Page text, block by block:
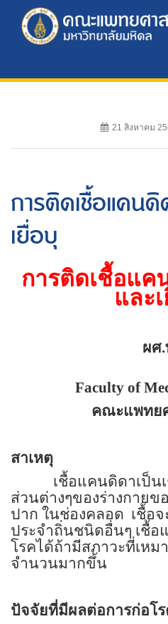
21 สิงหาคม
การติดเชื้อแคน
เยื่อบุ
การติดเชื้อแค
และ
ผศ
Faculty of
คณะแพทย
สาเหตุ
เชื้อแคนดิดาเป็น
ส่วนต่างๆของร่างกายข
ปาก ในช่องคลอด เชื้อ
ประจำถิ่นชนิดอื่นๆ เชื้อ
โรคได้ถ้ามีสภาวะที่เหม
จำนวนมากขึ้น
ปัจจัยที่มีผลต่อการก่อโ